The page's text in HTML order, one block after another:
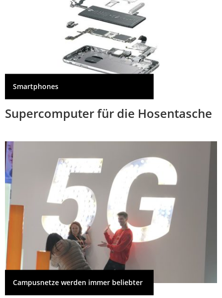
Smartphones
Supercomputer für die Hosentasche
Campusnetze werden immer beliebter